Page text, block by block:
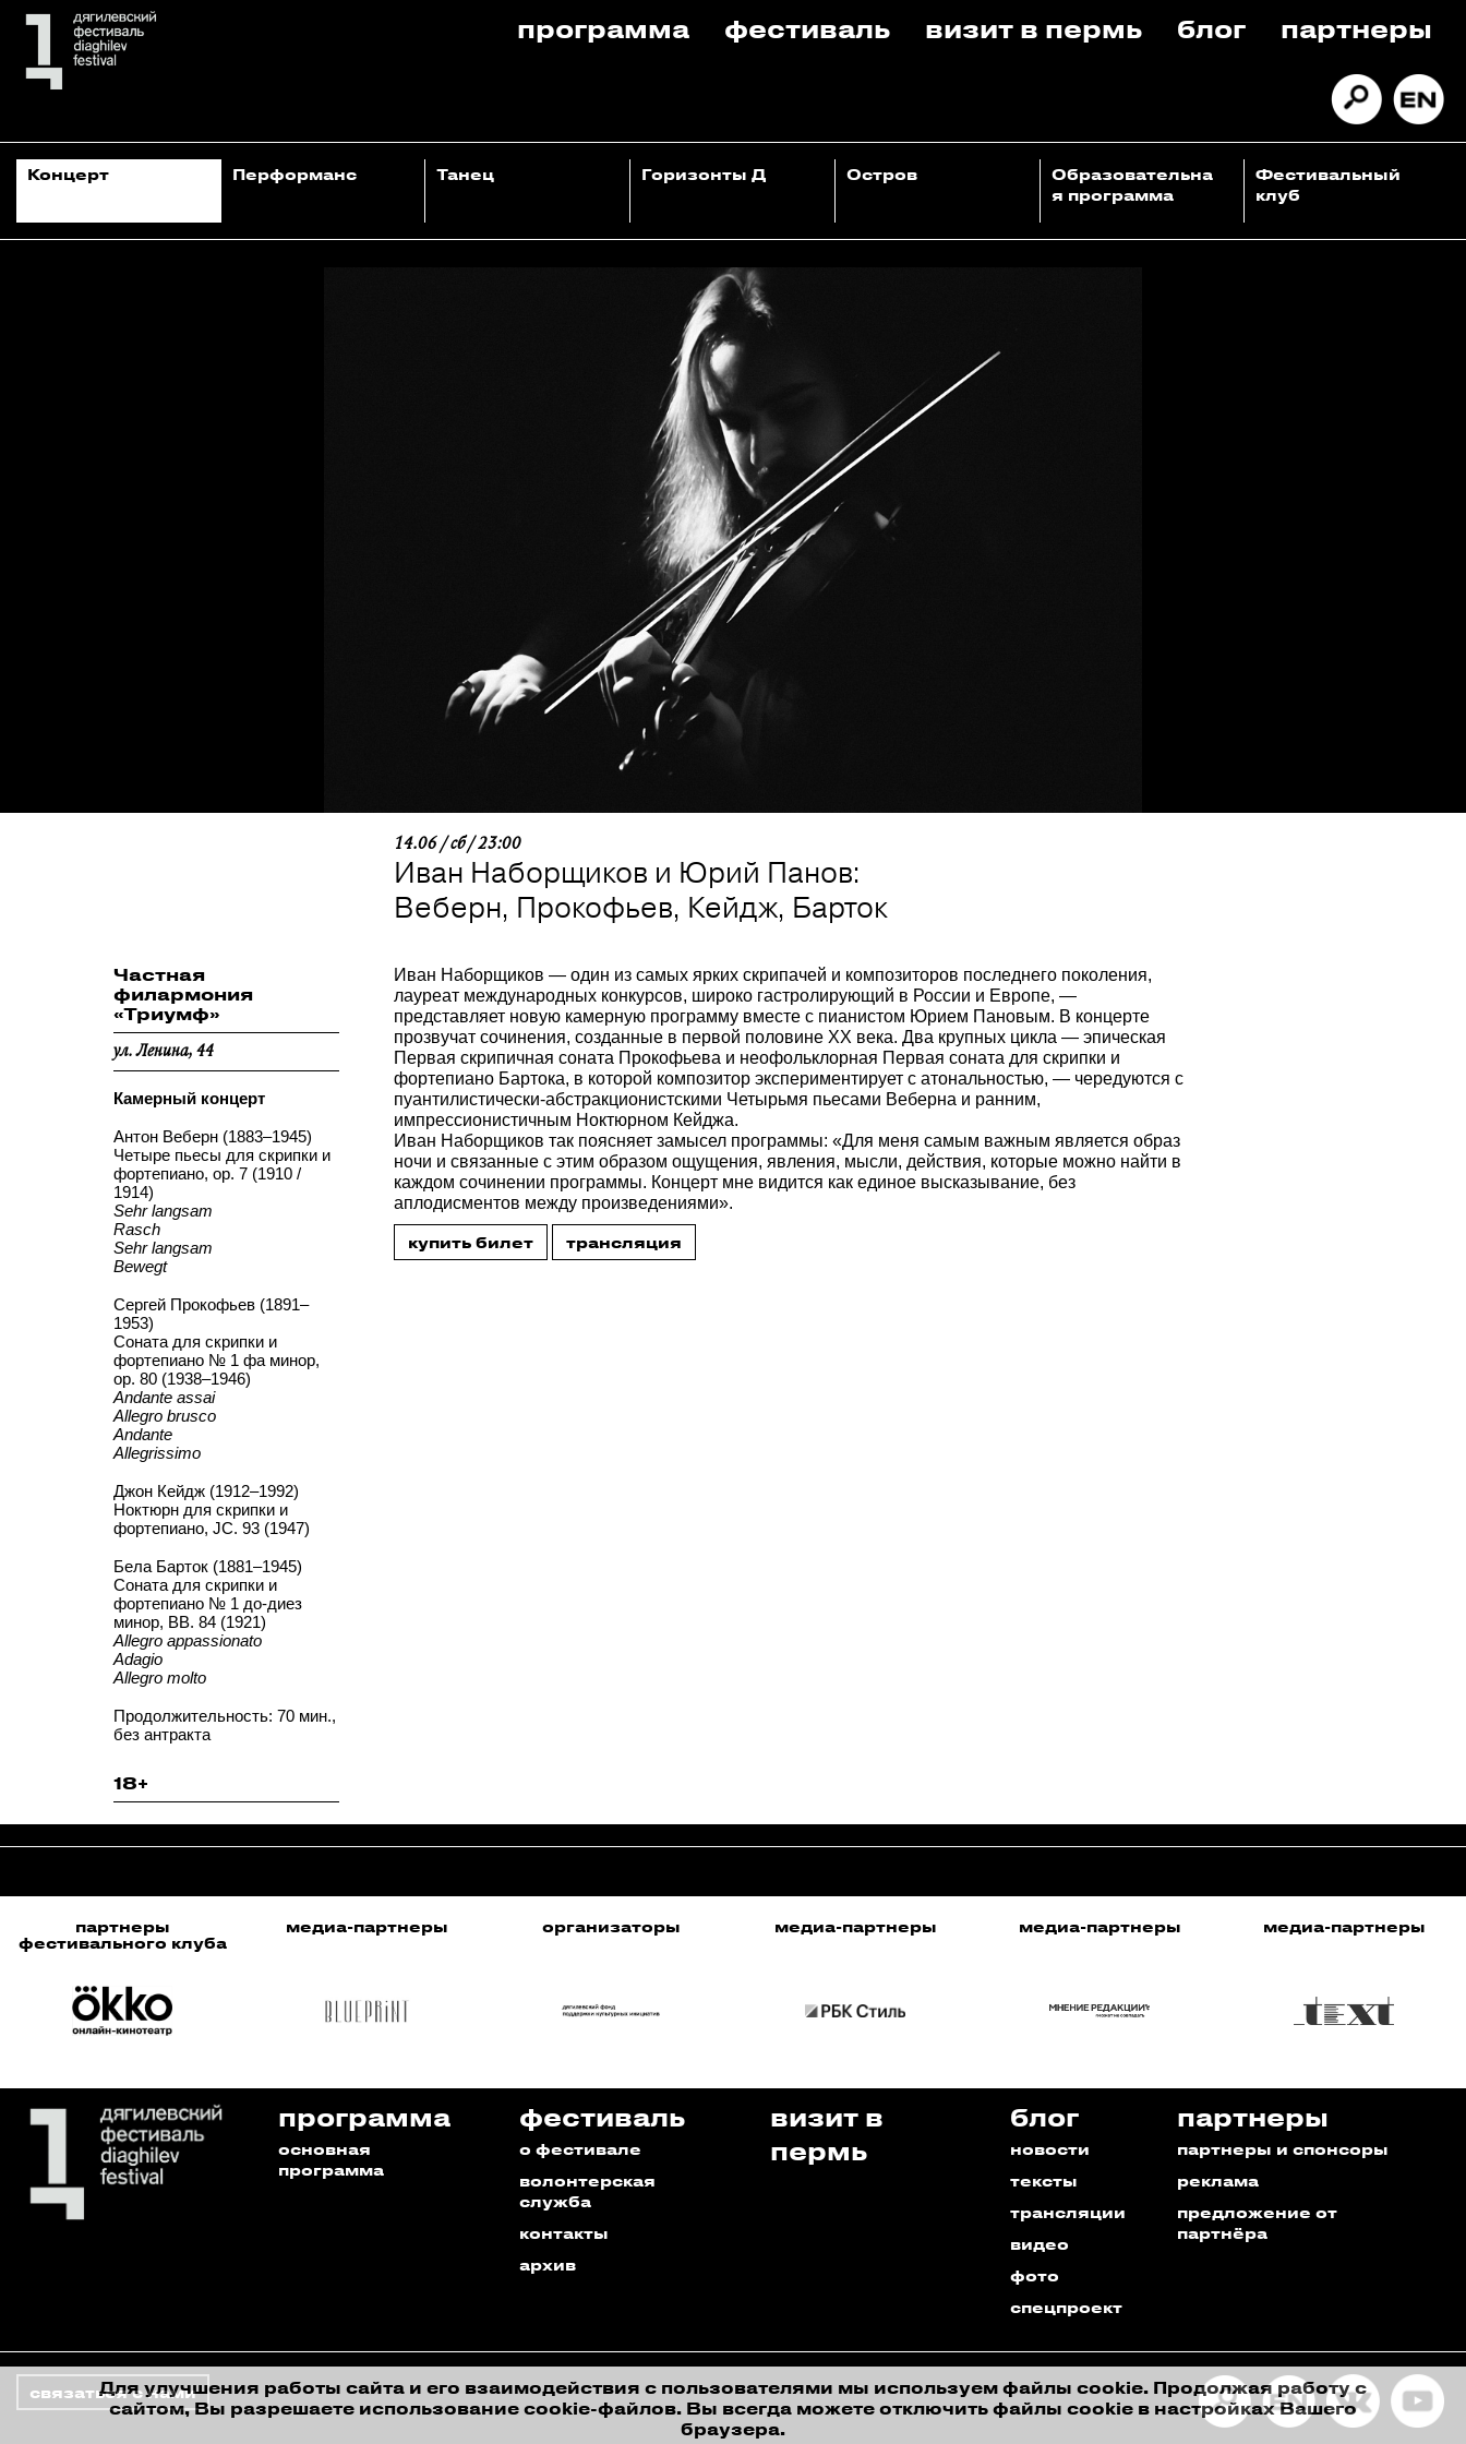
программа фестиваль визит в пермь блог партнеры
Концерт Перформанс Танец Горизонты Д Остров
Образовательна
я программа
Фестивальный
клуб
14.06 / сб / 23:00
Иван Наборщиков и Юрий Панов:
Веберн, Прокофьев, Кейдж, Барток
Частная
филармония
«Триумф»
ул. Ленина, 44
Камерный концерт
Антон Веберн (1883–1945)
Четыре пьесы для скрипки и
фортепиано, op. 7 (1910 /
1914)
Sehr langsam
Rasch
Sehr langsam
Bewegt
Сергей Прокофьев (1891–
1953)
Соната для скрипки и
фортепиано № 1 фа минор,
op. 80 (1938–1946)
Andante assai
Allegro brusco
Andante
Allegrissimo
Джон Кейдж (1912–1992)
Ноктюрн для скрипки и
фортепиано, JC. 93 (1947)
Бела Барток (1881–1945)
Соната для скрипки и
фортепиано № 1 до-диез
минор, BB. 84 (1921)
Allegro appassionato
Adagio
Allegro molto
Продолжительность: 70 мин.,
без антракта
18+
Иван Наборщиков — один из самых ярких скрипачей и композиторов последнего поколения,
лауреат международных конкурсов, широко гастролирующий в России и Европе, —
представляет новую камерную программу вместе с пианистом Юрием Пановым. В концерте
прозвучат сочинения, созданные в первой половине XX века. Два крупных цикла — эпическая
Первая скрипичная соната Прокофьева и неофольклорная Первая соната для скрипки и
фортепиано Бартока, в которой композитор экспериментирует с атональностью, — чередуются с
пуантилистически-абстракционистскими Четырьмя пьесами Веберна и ранним,
импрессионистичным Ноктюрном Кейджа.
Иван Наборщиков так поясняет замысел программы: «Для меня самым важным является образ
ночи и связанные с этим образом ощущения, явления, мысли, действия, которые можно найти в
каждом сочинении программы. Концерт мне видится как единое высказывание, без
аплодисментов между произведениями».
купить билет трансляция
медиа-партнеры организаторы медиа-партнеры медиа-партнеры медиа-партнеры медиа-партнеры
программа
основная
программа
фестиваль
о фестивале
волонтерская
служба
контакты
архив
визит в
пермь
блог
новости
тексты
трансляции
видео
фото
спецпроект
партнеры
партнеры и спонсоры
реклама
предложение от
партнёра
связаться с нами
Для улучшения работы сайта и его взаимодействия с пользователями мы используем файлы cookie. Продолжая работу с
сайтом, Вы разрешаете использование cookie-файлов. Вы всегда можете отключить файлы cookie в настройках Вашего
браузера.